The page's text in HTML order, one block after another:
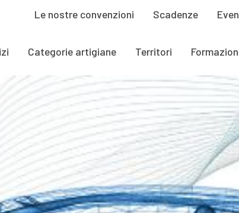
Le nostre convenzioni Scadenze
Categorie artigiane Territori